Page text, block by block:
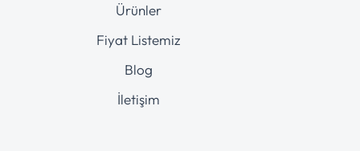
Ürünler
Fiyat Listemiz
Blog
İletişim